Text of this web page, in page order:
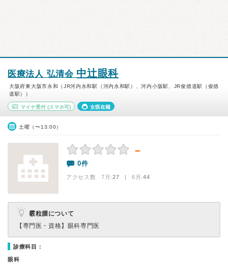
医療法人 弘清会 中辻眼科
大阪府東大阪市永和（JR河内永和駅（河内永和駅）、河内小阪駅、JR俊徳道駅（俊徳
道駅））
マイナ受付 (スマホ可) 女医在籍
土曜（〜13:00）
－
0件
アクセス数 7月:27 | 6月:44
霰粒腫について
【専門医・資格】 眼科専門医
診療科目：
眼科